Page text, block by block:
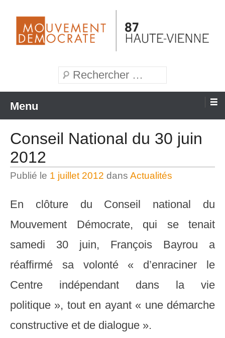
contenu
Recherche
Menu
Conseil National du 30 juin
2012
Publié le 1 juillet 2012 dans Actualités
En clôture du Conseil national du
Mouvement Démocrate, qui se tenait
samedi 30 juin, François Bayrou a
réaffirmé sa volonté « d’enraciner le
Centre indépendant dans la vie
politique », tout en ayant « une démarche
constructive et de dialogue ».